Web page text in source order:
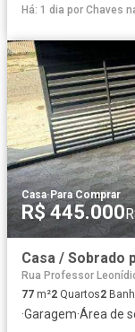
Há: 1 dia por Chaves
Casa·Para Comprar
R$ 445.000
Rua Professor
77 m²2 Quartos2
·Garagem·Área de